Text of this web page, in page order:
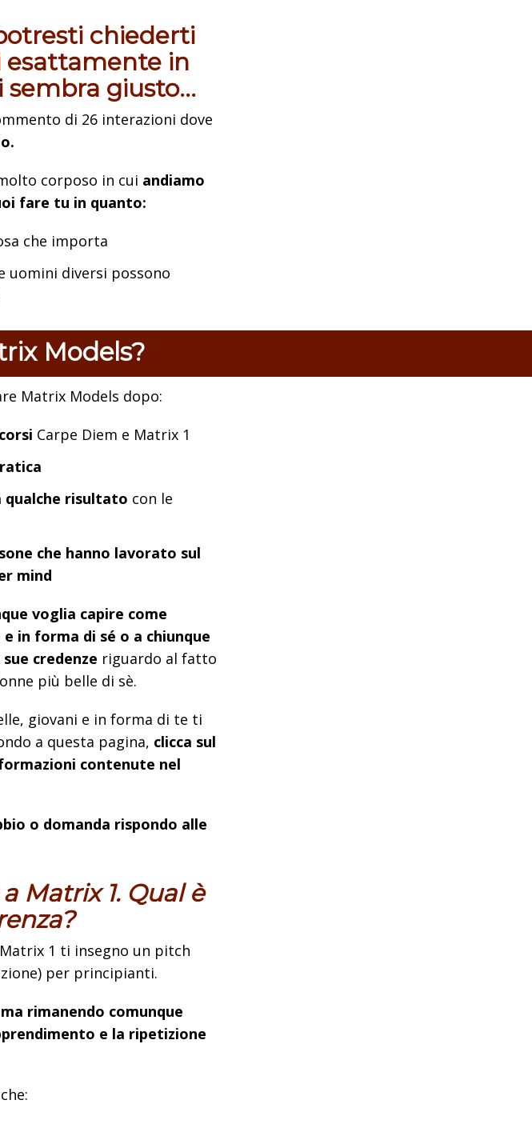
chiederti
esattamente in
giusto...
di 26 interazioni dove
corposo in cui andiamo
fare tu in quanto:
che importa
uomini diversi possono
Models?
Matrix Models dopo:
Carpe Diem e Matrix 1
risultato con le
che hanno lavorato sul
mind
voglia capire come
in forma di sé o a chiunque
credenze riguardo al fatto
più belle di sè.
giovani e in forma di te ti
a questa pagina, clicca sul
contenute nel
o domanda rispondo alle
Matrix 1. Qual è
1 ti insegno un pitch
per principianti.
rimanendo comunque
e la ripetizione